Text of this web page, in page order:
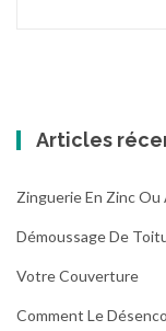
Articles
Zinguerie En Zinc Ou
Démoussage De
Votre Couverture
Comment Le